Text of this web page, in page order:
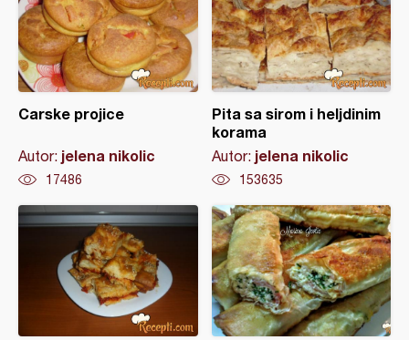
Carske projice
Autor: jelena nikolic
17486
Pita sa sirom i heljdinim
korama
Autor: jelena nikolic
153635